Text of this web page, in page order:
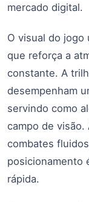
mercado digital.
O visual do jogo
que reforça a
constante. A
desempenham
servindo como
campo de
combates
posicionamento
rápida.